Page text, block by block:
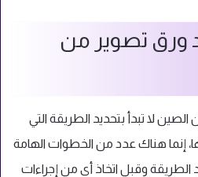
ورق تصوير من
لا تبدأ بتحديد الطريقة التي
إنما هناك عدد من الخطوات الهامة
الطريقة وقبل اتخاذ أي من إجراءات